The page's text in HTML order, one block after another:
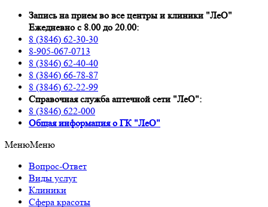
Запись на прием во все центры и клиники "ЛеО"
Ежедневно с 8.00 до 20.00:
8 (3846) 62-30-30
8-905-067-0713
8 (3846) 62-40-40
8 (3846) 66-78-87
8 (3846) 62-22-99
Справочная служба аптечной сети "ЛеО":
8 (3846) 622-000
Oбщая информация о ГК "ЛеО"
МенюМеню
Вопрос-Ответ
Виды услуг
Клиники
Сфера красоты